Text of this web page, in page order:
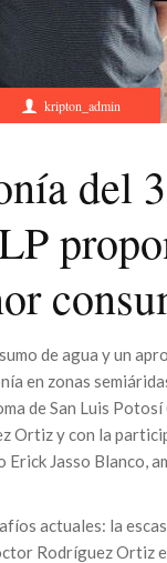
kripton_admin
del
de agua y un
en zonas
de San Luis
Ortiz y con la
Jasso Blanco,
actuales: la
Rodríguez Ortiz